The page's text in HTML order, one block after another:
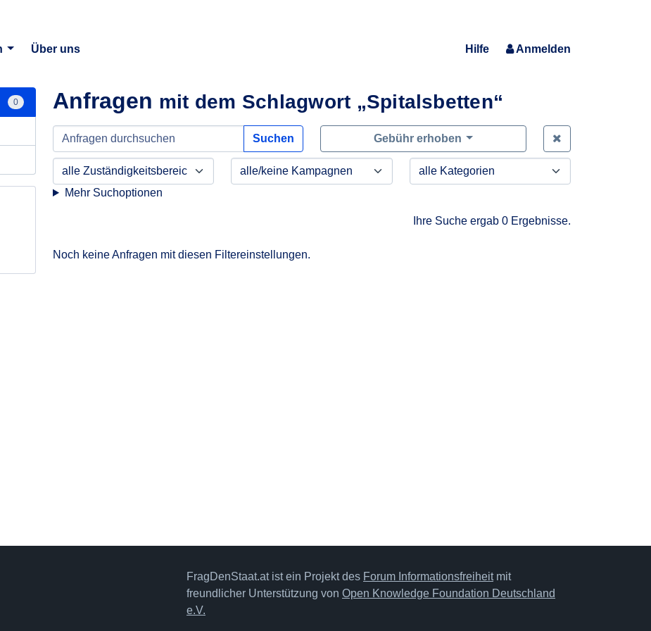
Über uns Hilfe Anmelden
Anfragen mit dem Schlagwort „Spitalsbetten“
Suchen Gebühr erhoben
Mehr Suchoptionen
Ihre Suche ergab 0 Ergebnisse.
Noch keine Anfragen mit diesen Filtereinstellungen.
0
FragDenStaat.at ist ein Projekt des Forum Informationsfreiheitmit
freundlicher Unterstützung von Open Knowledge Foundation Deutschland
e.V.